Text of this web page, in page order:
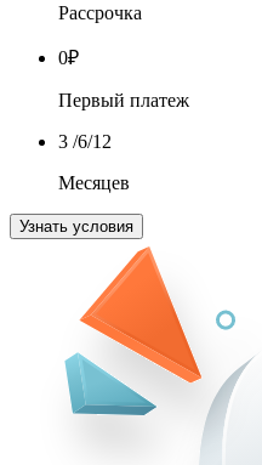
Рассрочка
0₽
Первый платеж
3 /6/12
Месяцев
Узнать условия